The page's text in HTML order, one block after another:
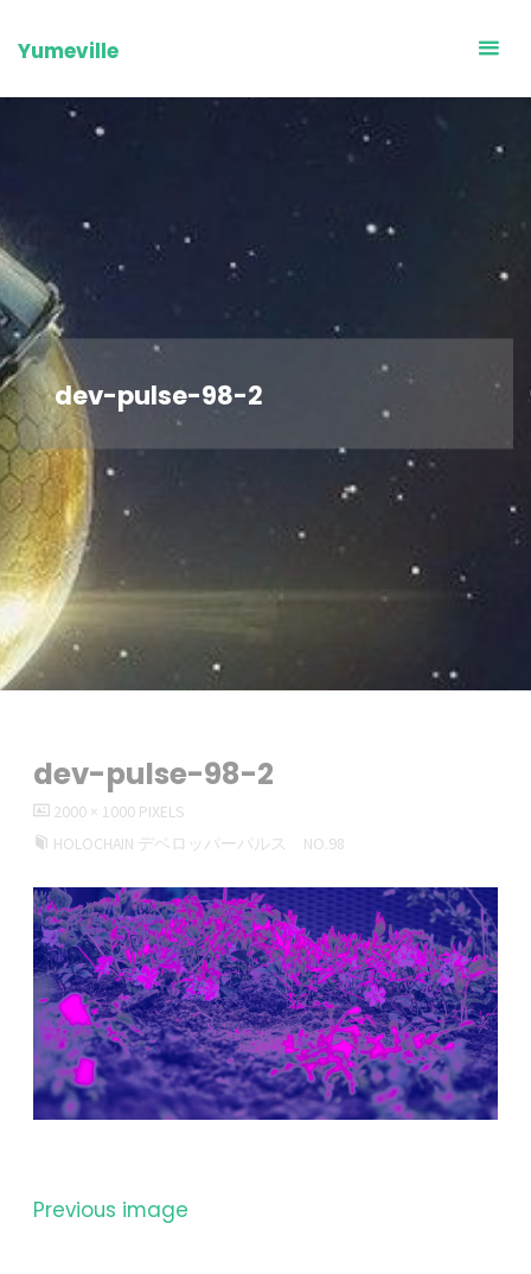
toYumeville
dev-pulse-98-2
dev-pulse-98-2
FULL
SIZE
2000 × 1000 PIXELS
HOLOCHAIN デベロッパーパルス NO.98
Previous image